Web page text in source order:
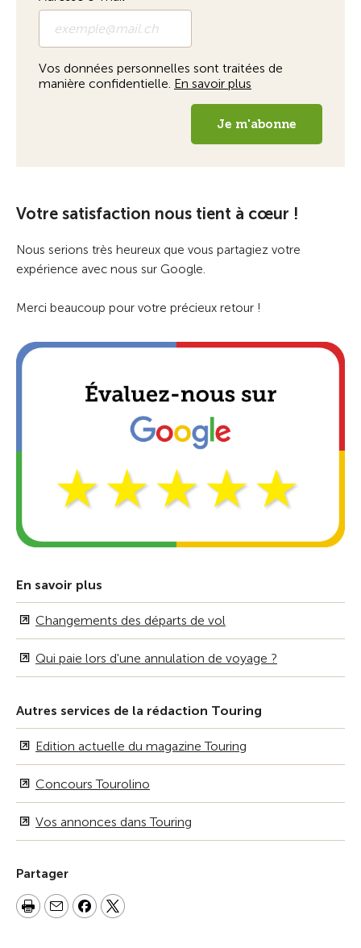
Votre satisfaction nous tient à cœur !
Nous serions très heureux que vous partagiez votre
expérience avec nous sur Google.
Merci beaucoup pour votre précieux retour !
En savoir plus
Changements des départs de vol
Qui paie lors d'une annulation de voyage ?
Autres services de la rédaction Touring
Edition actuelle du magazine Touring
Concours Tourolino
Vos annonces dans Touring
Partager